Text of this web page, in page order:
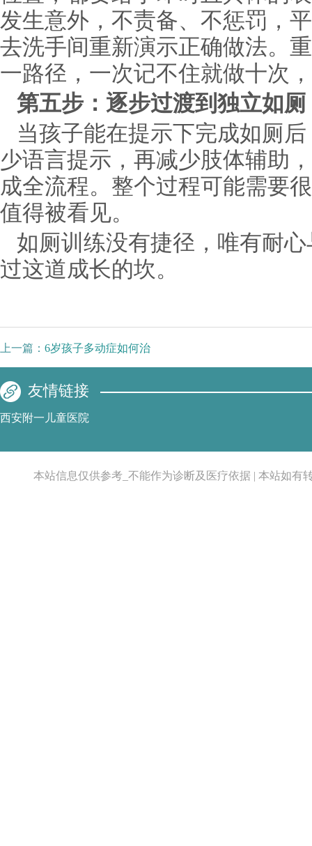
发生意外，不责备、不惩罚，
去洗手间重新演示正确做法。
一路径，一次记不住就做十次
第五步：逐步过渡到独立如厕
当孩子能在提示下完成如厕
少语言提示，再减少肢体辅助
成全流程。整个过程可能需要
值得被看见。
如厕训练没有捷径，唯有耐
过这道成长的坎。
上一篇： 6岁孩子多动症如何治
友情链接
西安附一儿童医院
本站信息仅供参考_不能作为诊断及医疗依据 | 本站如